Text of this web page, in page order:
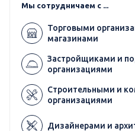
Мы сотрудничаем с ...
Торговыми
магазинами
Застройщиками и
организациями
Строительными и
организациями
Дизайнерами и